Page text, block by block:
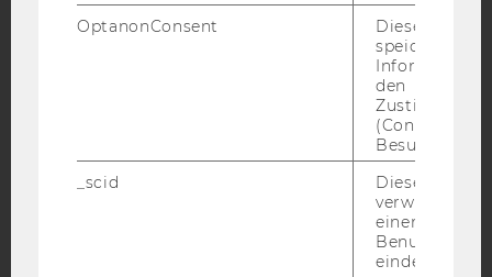
Facebook Blog
Bluesky
OptanonConsent
Dieses Cookie
speichert
den
(Consent)
Besuchers.
_scid
Dieses
verwendet,
einem/einer
Benutzer*in
eindeutige ID